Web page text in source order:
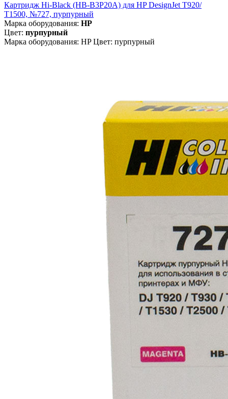
Картридж Hi-Black (HB-B3P20A) для HP DesignJet T920/
T1500, №727, пурпурный
Марка оборудования: HP
Цвет: пурпурный
Марка оборудования: HP Цвет: пурпурный